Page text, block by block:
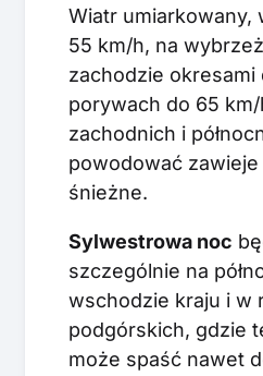
Wiatr umiarkowany,
55 km/h, na
zachodzie okresami
porywach do 65
zachodnich i
powodować zawieje
śnieżne.
Sylwestrowa noc
szczególnie na
wschodzie kraju i w
podgórskich, gdzie
może spaść nawet